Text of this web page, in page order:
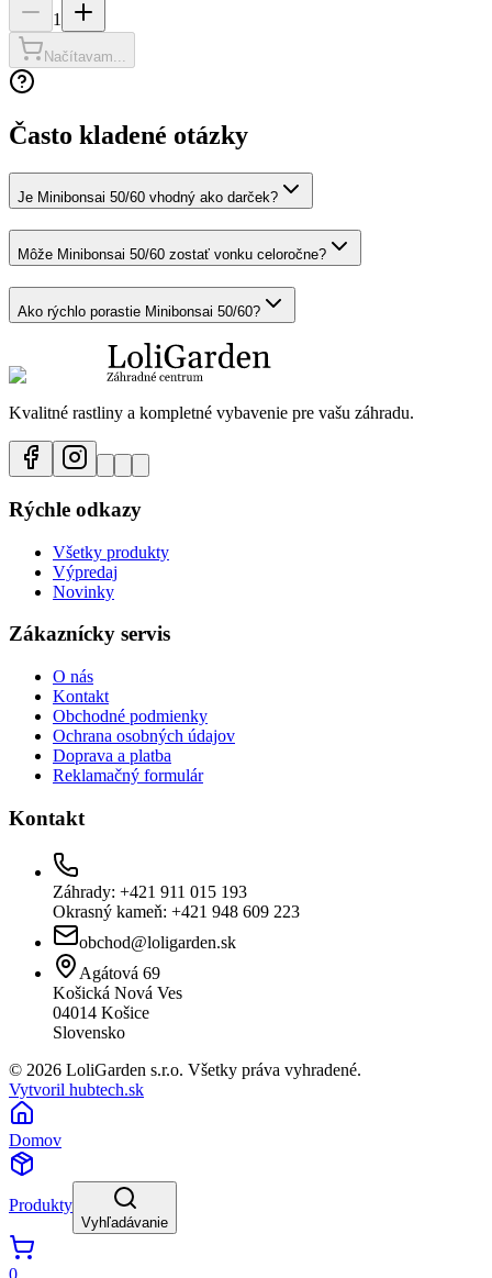
1
Načítavam...
Často kladené otázky
Je Minibonsai 50/60 vhodný ako darček?
Môže Minibonsai 50/60 zostať vonku celoročne?
Ako rýchlo porastie Minibonsai 50/60?
Kvalitné rastliny a kompletné vybavenie pre vašu záhradu.
Rýchle odkazy
Všetky produkty
Výpredaj
Novinky
Zákaznícky servis
O nás
Kontakt
Obchodné podmienky
Ochrana osobných údajov
Doprava a platba
Reklamačný formulár
Kontakt
Záhrady: +421 911 015 193
Okrasný kameň: +421 948 609 223
obchod@loligarden.sk
Agátová 69
Košická Nová Ves
04014 Košice
Slovensko
© 2026 LoliGarden s.r.o. Všetky práva vyhradené.
Vytvoril hubtech.sk
Domov
Produkty
Vyhľadávanie
0